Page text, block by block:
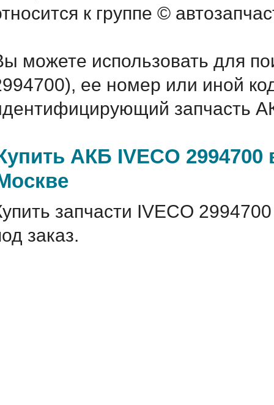
к группе ©
можете использовать для
ее номер или иной
запчасть
АКБ IVECO
запчасти IVECO
заказ.